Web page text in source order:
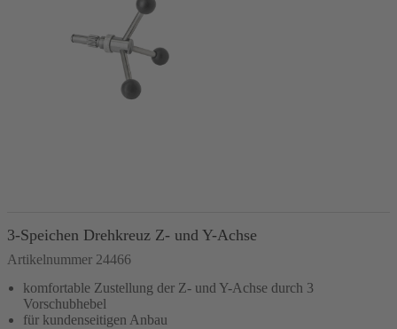
3-Speichen Drehkreuz Z- und Y-Achse
Artikelnummer 24466
komfortable Zustellung der Z- und Y-Achse durch 3
Vorschubhebel
für kundenseitigen Anbau